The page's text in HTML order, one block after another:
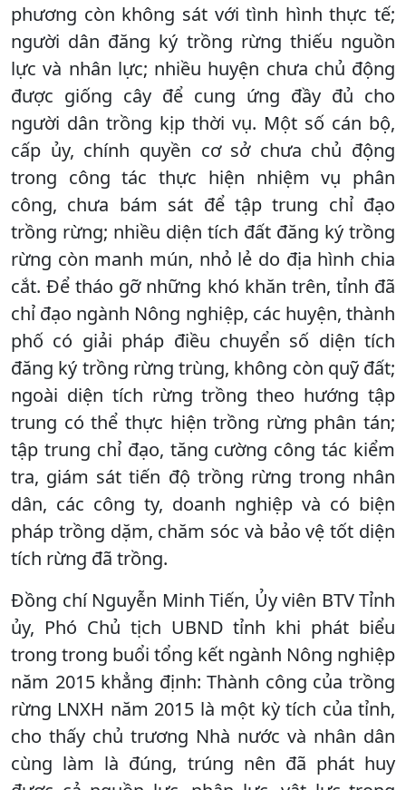
phương còn không sát với tình hình thực tế;
người dân đăng ký trồng rừng thiếu nguồn
lực và nhân lực; nhiều huyện chưa chủ động
được giống cây để cung ứng đầy đủ cho
người dân trồng kịp thời vụ. Một số cán bộ,
cấp ủy, chính quyền cơ sở chưa chủ động
trong công tác thực hiện nhiệm vụ phân
công, chưa bám sát để tập trung chỉ đạo
trồng rừng; nhiều diện tích đất đăng ký trồng
rừng còn manh mún, nhỏ lẻ do địa hình chia
cắt. Để tháo gỡ những khó khăn trên, tỉnh đã
chỉ đạo ngành Nông nghiệp, các huyện, thành
phố có giải pháp điều chuyển số diện tích
đăng ký trồng rừng trùng, không còn quỹ đất;
ngoài diện tích rừng trồng theo hướng tập
trung có thể thực hiện trồng rừng phân tán;
tập trung chỉ đạo, tăng cường công tác kiểm
tra, giám sát tiến độ trồng rừng trong nhân
dân, các công ty, doanh nghiệp và có biện
pháp trồng dặm, chăm sóc và bảo vệ tốt diện
tích rừng đã trồng.
Đồng chí Nguyễn Minh Tiến, Ủy viên BTV Tỉnh
ủy, Phó Chủ tịch UBND tỉnh khi phát biểu
trong trong buổi tổng kết ngành Nông nghiệp
năm 2015 khẳng định: Thành công của trồng
rừng LNXH năm 2015 là một kỳ tích của tỉnh,
cho thấy chủ trương Nhà nước và nhân dân
cùng làm là đúng, trúng nên đã phát huy